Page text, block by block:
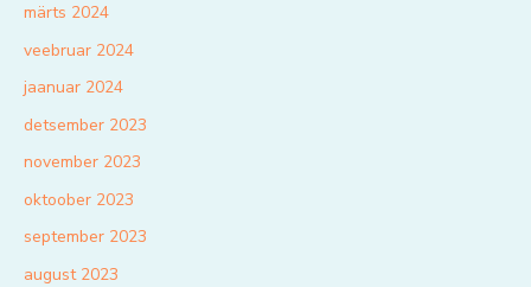
märts 2024
veebruar 2024
jaanuar 2024
detsember 2023
november 2023
oktoober 2023
september 2023
august 2023